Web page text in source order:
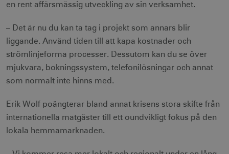
en rent affärsmässig utveckling av sin verksamhet.
– Det är nu du kan ta tag i projekt som annars blir
liggande. Använd tiden till att kapa kostnader och
strömlinjeforma processer. Dessutom kan du se över
mjukvara, bokningssystem, telefonilösningar och annat
som normalt inte hinns med.
Erik Wolf poängterar bland annat krisens stora skifte från
internationella matgäster till ett oundvikligt fokus på den
lokala hemmamarknaden.